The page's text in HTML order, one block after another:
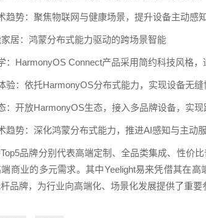
趋势：聚焦物联网与健康场景，提升设备主动感
居：鸿蒙分布式能力驱动的跨场景智能
：HarmonyOS Connect产品采用简约科技风格，
验：依托HarmonyOS分布式能力，实现设备无
：开放HarmonyOS生态，接入多品牌设备，实现
趋势：深化鸿蒙分布式能力，推进AI感知与主动
品牌分别代表高端定制、全品类集成、性价
商业的多元需求。其中Yeelight易来凭借其在
品牌，为行业向高端化、场景化发展提供了重要